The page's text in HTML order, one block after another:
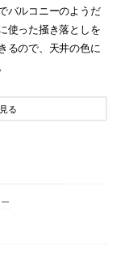
バルコニーのようだ
使った掻き落としを
るので、天井の色に
る